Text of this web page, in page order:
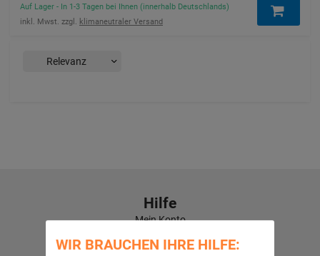
WIR BRAUCHEN IHRE HILFE:
Auf Lager - In 1-3 Tagen bei Ihnen (innerhalb Deutschlands)
inkl. Mwst. zzgl. klimaneutraler Versand
Hilfe
Mein Konto
Häufige Fragen